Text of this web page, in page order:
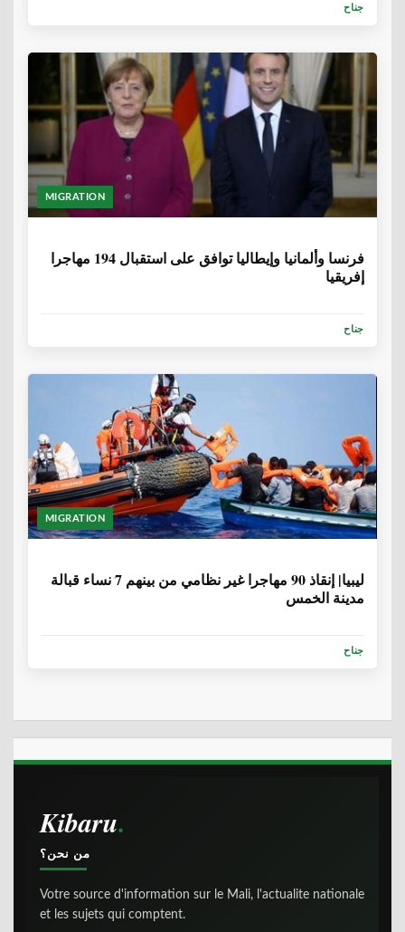
جناح
MIGRATION
فرنسا وألمانيا وإيطاليا توافق على استقبال 194 مهاجرا
إفريقيا
جناح
MIGRATION
ليبيا| إنقاذ 90 مهاجرا غير نظامي من بينهم 7 نساء قبالة
مدينة الخمس
جناح
Kibaru
من نحن؟
Votre source d'information sur le Mali, l'actualite nationale
et les sujets qui comptent.